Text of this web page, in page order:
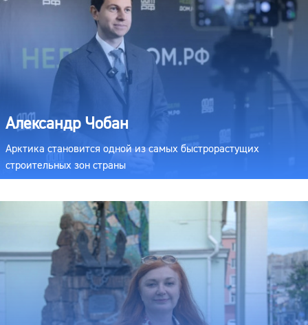
Александр Чобан
Арктика становится одной из самых быстрорастущих
строительных зон страны